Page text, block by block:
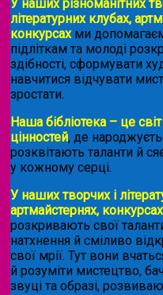
У наших різноманітних
літературних клубах,
конкурсахми
підліткам та молоді
здібності, сформувати
навчитися відчувати
зростати.
Наша бібліотека – це
цінностей, де
розквітають таланти й
у кожному серці.
У наших творчих і
артмайстернях, конкурсах
розкривають свої
натхнення й сміливо
свої мрії. Тут вони
й розуміти мистецтво,
звуці та образі,